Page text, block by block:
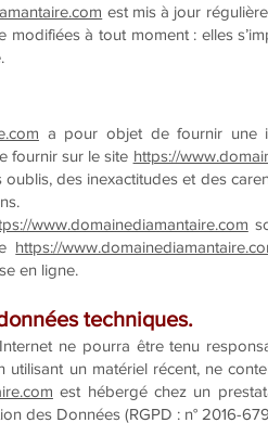
est mis à jour
à tout moment : elles
a pour objet de fournir une
fournir sur le site https://
des inexactitudes et des
www.domainediamantaire.com
https://
en ligne.
techniques.
ne pourra être tenu
utilisant un matériel récent, ne
est hébergé chez un
des Données (RGPD : n° 2016-